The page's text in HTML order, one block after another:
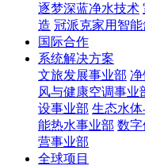
逐梦深蓝净水技术
造 冠派克家用智
国际合作
系统解决方案
文旅发展事业部 净
风与健康空调事业
设事业部 生态水
能热水事业部 数字
营事业部
全球项目